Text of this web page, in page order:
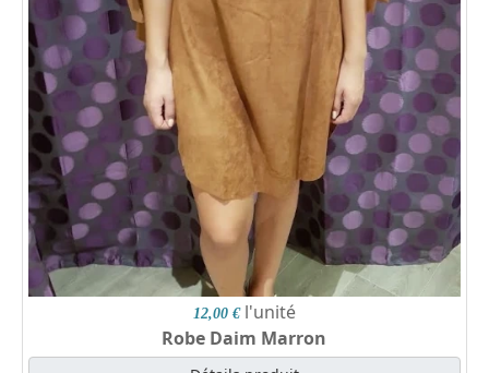
12,00 € l'unité
Robe Daim Marron